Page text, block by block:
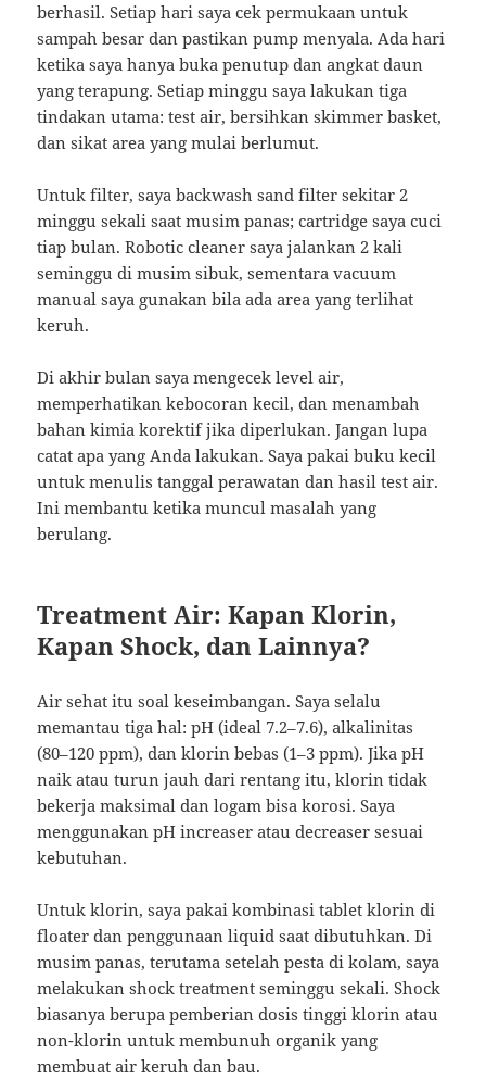
berhasil. Setiap hari saya cek permukaan untuk
sampah besar dan pastikan pump menyala. Ada hari
ketika saya hanya buka penutup dan angkat daun
yang terapung. Setiap minggu saya lakukan tiga
tindakan utama: test air, bersihkan skimmer basket,
dan sikat area yang mulai berlumut.
Untuk filter, saya backwash sand filter sekitar 2
minggu sekali saat musim panas; cartridge saya cuci
tiap bulan. Robotic cleaner saya jalankan 2 kali
seminggu di musim sibuk, sementara vacuum
manual saya gunakan bila ada area yang terlihat
keruh.
Di akhir bulan saya mengecek level air,
memperhatikan kebocoran kecil, dan menambah
bahan kimia korektif jika diperlukan. Jangan lupa
catat apa yang Anda lakukan. Saya pakai buku kecil
untuk menulis tanggal perawatan dan hasil test air.
Ini membantu ketika muncul masalah yang
berulang.
Treatment Air: Kapan Klorin,
Kapan Shock, dan Lainnya?
Air sehat itu soal keseimbangan. Saya selalu
memantau tiga hal: pH (ideal 7.2–7.6), alkalinitas
(80–120 ppm), dan klorin bebas (1–3 ppm). Jika pH
naik atau turun jauh dari rentang itu, klorin tidak
bekerja maksimal dan logam bisa korosi. Saya
menggunakan pH increaser atau decreaser sesuai
kebutuhan.
Untuk klorin, saya pakai kombinasi tablet klorin di
floater dan penggunaan liquid saat dibutuhkan. Di
musim panas, terutama setelah pesta di kolam, saya
melakukan shock treatment seminggu sekali. Shock
biasanya berupa pemberian dosis tinggi klorin atau
non-klorin untuk membunuh organik yang
membuat air keruh dan bau.